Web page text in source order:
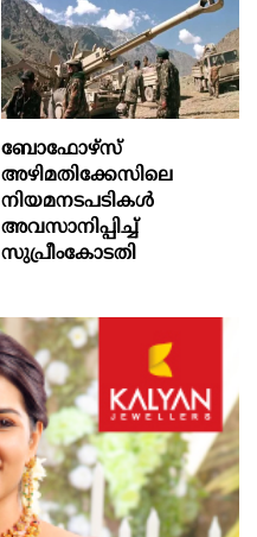
ബോഫോഴ്‌സ്
അഴിമതിക്കേസിലെ
നിയമനടപടികൾ
അവസാനിപ്പിച്ച്
സുപ്രീംകോടതി